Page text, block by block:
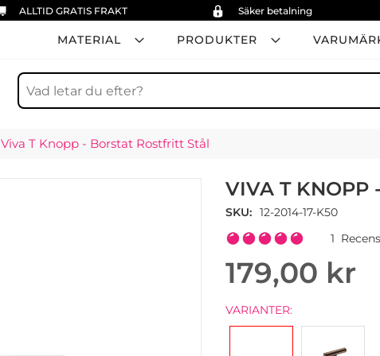
ALLTID GRATIS FRAKT Säker betalning
MATERIAL PRODUKTER
Sök
Viva T Knopp - Borstat Rostfritt Stål
VIVA T KNOPP
SKU
12-2014-17-K50
Rating:
1
179,00 kr
VARIANTER: